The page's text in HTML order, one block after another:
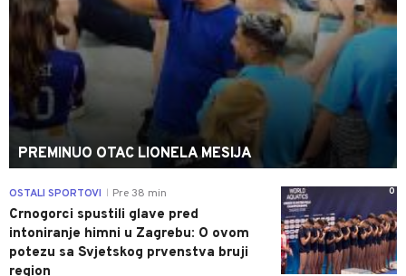
PREMINUO OTAC LIONELA MESIJA
0
OSTALI SPORTOVI Pre 38 min
Crnogorci spustili glave pred
intoniranje himni u Zagrebu: O ovom
potezu sa Svjetskog prvenstva bruji
region